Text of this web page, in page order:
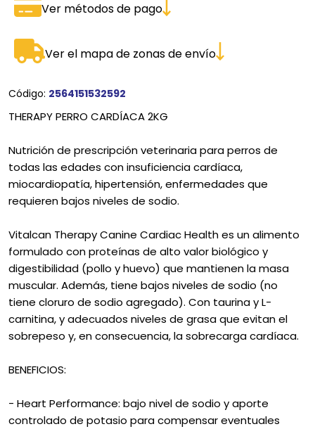
Ver métodos de pago
Ver el mapa de zonas de envío
Código: 2564151532592
THERAPY PERRO CARDÍACA 2KG
Nutrición de prescripción veterinaria para perros de
todas las edades con insuficiencia cardíaca,
miocardiopatía, hipertensión, enfermedades que
requieren bajos niveles de sodio.
Vitalcan Therapy Canine Cardiac Health es un alimento
formulado con proteínas de alto valor biológico y
digestibilidad (pollo y huevo) que mantienen la masa
muscular. Además, tiene bajos niveles de sodio (no
tiene cloruro de sodio agregado). Con taurina y L-
carnitina, y adecuados niveles de grasa que evitan el
sobrepeso y, en consecuencia, la sobrecarga cardíaca.
BENEFICIOS:
- Heart Performance: bajo nivel de sodio y aporte
controlado de potasio para compensar eventuales